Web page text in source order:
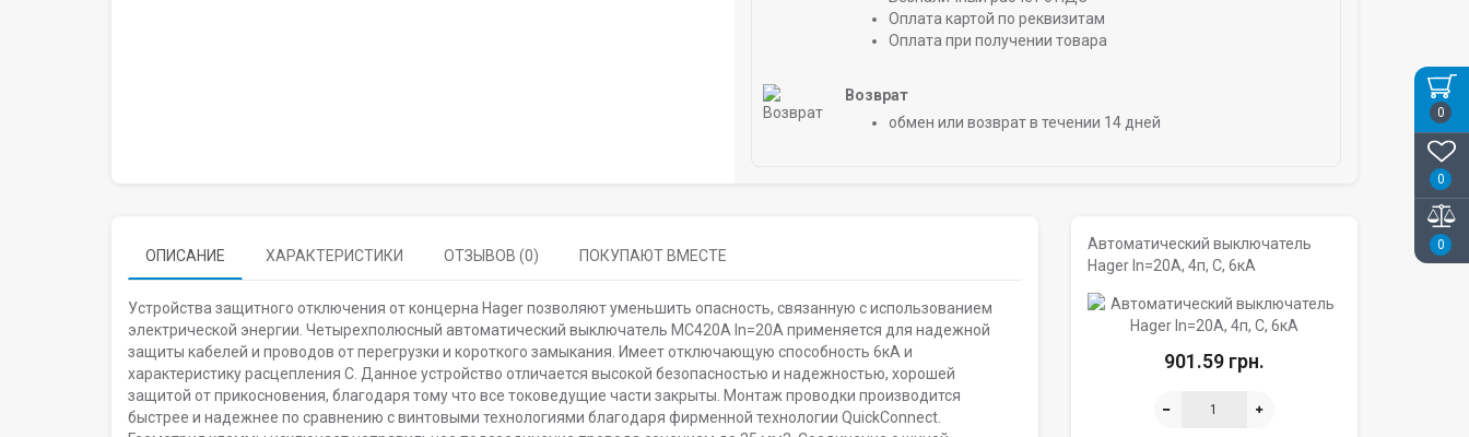
0
0
0
Оплата картой по реквизитам
Оплата при получении товара
Возврат
обмен или возврат в течении 14 дней
ОПИСАНИЕ ХАРАКТЕРИСТИКИ ОТЗЫВОВ (0) ПОКУПАЮТ ВМЕСТЕ
Устройства защитного отключения от концерна Hager позволяют уменьшить опасность, связанную с использованием
электрической энергии. Четырехполюсный автоматический выключатель MC420A In=20A применяется для надежной
защиты кабелей и проводов от перегрузки и короткого замыкания. Имеет отключающую способность 6кА и
характеристику расцепления С. Данное устройство отличается высокой безопасностью и надежностью, хорошей
защитой от прикосновения, благодаря тому что все токоведущие части закрыты. Монтаж проводки производится
быстрее и надежнее по сравнению с винтовыми технологиями благодаря фирменной технологии QuickConnect.
Автоматический выключатель
Hager In=20A, 4п, C, 6кА
901.59 грн.